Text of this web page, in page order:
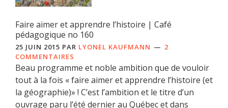
Faire aimer et apprendre l’histoire | Café
pédagogique no 160
25 JUIN 2015 PAR LYONEL KAUFMANN
2
COMMENTAIRES
Beau programme et noble ambition que de vouloir
tout à la fois « faire aimer et apprendre l’histoire (et
la géographie)» ! C’est l’ambition et le titre d’un
ouvrage paru l’été dernier au Québec et dans